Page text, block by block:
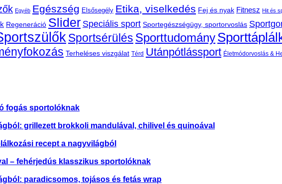
Egyéb Egészség Elsősegély Etika, viselkedés Fej és nyak Fitnesz Hit és
Regeneráció Slider Speciális sport Sportegészségügy, sportorvoslás
Sportsérülés Sporttudomány
Terheléses viszgálat Térd Utánpótlássport Életmódorvoslás &
fogás sportolóknak
grillezett brokkoli mandulával, chilivel és quinoával
recept a nagyvilágból
– fehérjedús klasszikus sportolóknak
paradicsomos, tojásos és fetás wrap